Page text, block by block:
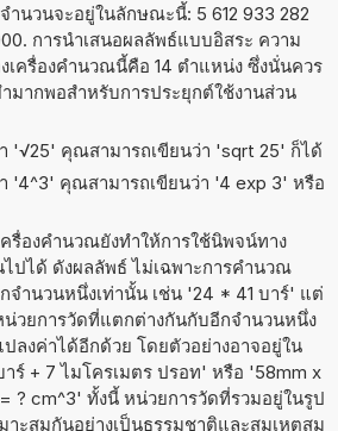
ำนวนจะอยู่ในลักษณะนี้: 5 612 933 282
การนำเสนอผลลัพธ์แบบอิสระ ความ
เครื่องคำนวณนี้คือ 14 ตำแหน่ง ซึ่งนั่นควร
มากพอสำหรับการประยุกต์ใช้งานส่วน
'√25' คุณสามารถเขียนว่า 'sqrt 25' ก็ได้
'4^3' คุณสามารถเขียนว่า '4 exp 3' หรือ
รื่องคำนวณยังทำให้การใช้นิพจน์ทาง
ปได้ ดังผลลัพธ์ ไม่เฉพาะการคำนวณ
จำนวนหนึ่งเท่านั้น เช่น '24 * 41 บาร์' แต่
น่วยการวัดที่แตกต่างกันกับอีกจำนวนหนึ่ง
ลงค่าได้อีกด้วย โดยตัวอย่างอาจอยู่ใน
ร์ + 7 ไมโครเมตร ปรอท' หรือ '58mm x
? cm^3' ทั้งนี้ หน่วยการวัดที่รวมอยู่ในรูป
าะสมกันอย่างเป็นธรรมชาติและสมเหตุสม